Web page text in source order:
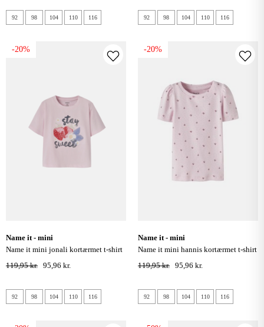
92 98 104 110 116 92 98 104 110 116
-20%
name it - mini
name it mini jonali kortærmet t-shirt
- cradle pink
119,95 kr. 95,96 kr.
92 98 104 110 116
-20%
name it - mini
name it mini hannis kortærmet t-shirt
- cradle pink
119,95 kr. 95,96 kr.
92 98 104 110 116